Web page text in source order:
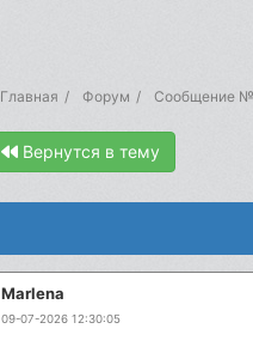
Главная Форум Сообщение
Вернутся в тему
Marlena
09-07-2026 12:30:05